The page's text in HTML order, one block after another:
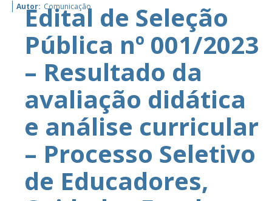
Autor: Comunicação
Edital de Seleção
Pública nº 001/2023
– Resultado da
avaliação didática
e análise curricular
– Processo Seletivo
de Educadores,